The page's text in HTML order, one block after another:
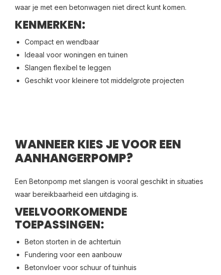
waar je met een betonwagen niet direct kunt komen.
KENMERKEN:
Compact en wendbaar
Ideaal voor woningen en tuinen
Slangen flexibel te leggen
Geschikt voor kleinere tot middelgrote projecten
WANNEER KIES JE VOOR EEN
AANHANGERPOMP?
Een Betonpomp met slangen is vooral geschikt in situaties
waar bereikbaarheid een uitdaging is.
VEELVOORKOMENDE
TOEPASSINGEN:
Beton storten in de achtertuin
Fundering voor een aanbouw
Betonvloer voor schuur of tuinhuis